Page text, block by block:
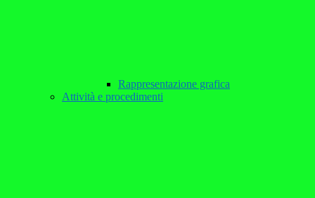
Rappresentazione grafica
Attività e procedimenti